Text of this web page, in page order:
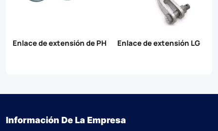
Enlace de extensión de PH Enlace de extensión LG
Información De La Empresa